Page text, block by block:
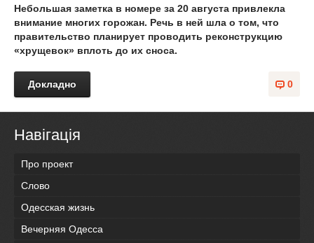
Небольшая заметка в номере за 20 августа привлекла
внимание многих горожан. Речь в ней шла о том, что
правительство планирует проводить реконструкцию
«хрущевок» вплоть до их сноса.
0
Докладно
Навігація
Про проект
Слово
Одесская жизнь
Вечерняя Одесса